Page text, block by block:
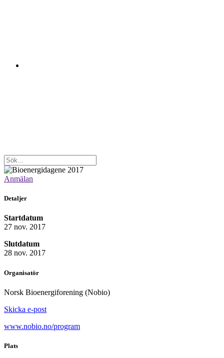
Anmälan
Detaljer
Startdatum
27 nov. 2017
Slutdatum
28 nov. 2017
Organisatör
Norsk Bioenergiforening (Nobio)
Skicka e-post
www.nobio.no/program
Plats